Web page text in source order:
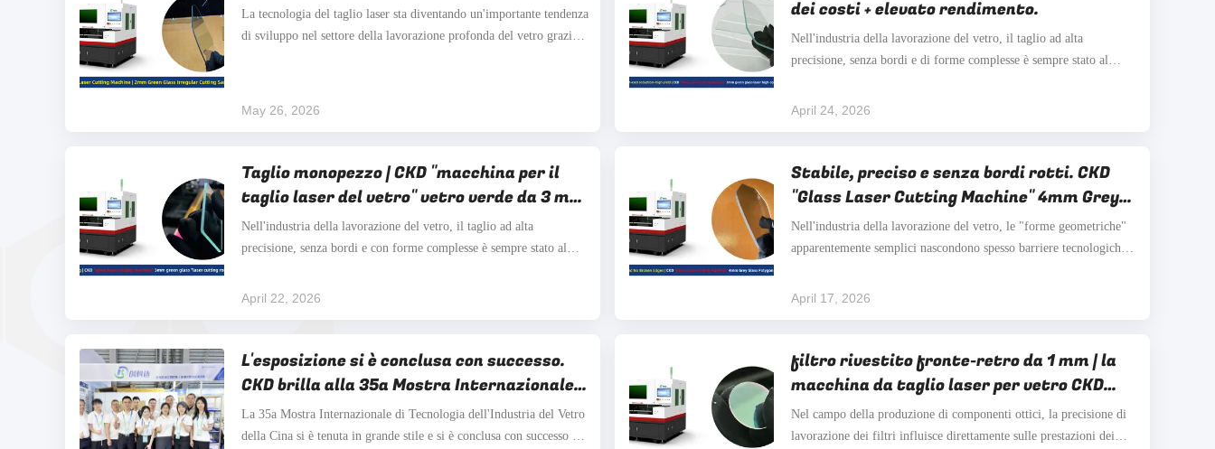
La tecnologia del taglio laser sta diventando un'importante tendenza
di sviluppo nel settore della lavorazione profonda del vetro grazie
May 26, 2026
dei costi + elevato rendimento.
Nell'industria della lavorazione del vetro, il taglio ad alta
precisione, senza bordi e di forme complesse è sempre stato al
vetro verde da 3 mm, comuni ma che richiedono un'elevata
April 24, 2026
Taglio monopezzo | CKD "macchina per il
taglio laser del vetro" vetro verde da 3 mm
"quadrato arrotondato taglio laser"
Nell'industria della lavorazione del vetro, il taglio ad alta
precisione, senza bordi e con forme complesse è sempre stato al
vetro verde da 3 mm che sono comuni ma richiedono un'alta
April 22, 2026
Stabile, preciso e senza bordi rotti. CKD
"Glass Laser Cutting Machine" 4mm Grey
Glass Polygon Precision Cutting
Nell'industria della lavorazione del vetro, le "forme geometriche"
apparentemente semplici nascondono spesso barriere tecnologiche
requisiti estremamente elevati per il controllo dell'angolo, la qualità
April 17, 2026
L'esposizione si è conclusa con successo.
CKD brilla alla 35a Mostra Internazionale
di Tecnologia dell'Industria del Vetro in
Cina.
La 35a Mostra Internazionale di Tecnologia dell'Industria del Vetro
della Cina si è tenuta in grande stile e si è conclusa con successo al
filtro rivestito fronte-retro da 1 mm | la
macchina da taglio laser per vetro CKD
raggiunge un'elevata rotondità e zero
rotture dei bordi nella lavorazione in lotti
Nel campo della produzione di componenti ottici, la precisione di
lavorazione dei filtri influisce direttamente sulle prestazioni dei